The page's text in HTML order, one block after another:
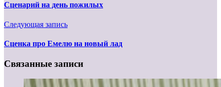
Сценарий на день пожилых
Следующая запись
Сценка про Емелю на новый лад
Связанные записи